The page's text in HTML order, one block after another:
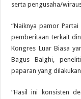
serta pengusaha/
“Naiknya pamor
pemberitaan terkait
Kongres Luar Biasa
Bagus Balghi,
paparan yang
“Hasil ini konsisten